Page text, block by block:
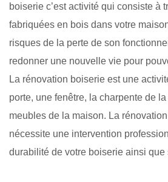
boiserie c’est activité qui consiste à
fabriquées en bois dans votre
risques de la perte de son
redonner une nouvelle vie pour
La rénovation boiserie est une
porte, une fenêtre, la charpente de
meubles de la maison. La
nécessite une intervention
durabilité de votre boiserie ainsi que